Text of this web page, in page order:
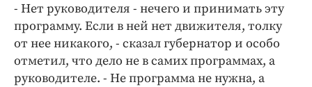
- Нет руководителя - нечего и принимать эту
программу. Если в ней нет движителя, толку
от нее никакого, - сказал губернатор и особо
отметил, что дело не в самих программах, а
руководителе. - Не программа не нужна, а